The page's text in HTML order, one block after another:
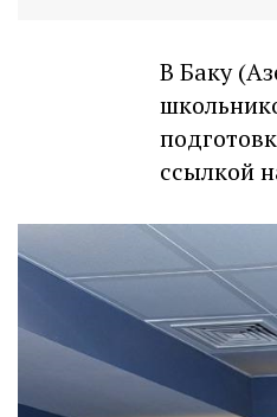
В Баку
ссылкой